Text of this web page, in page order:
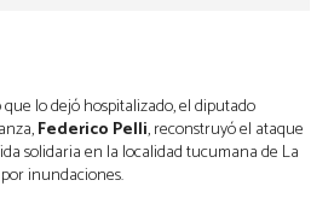
lo dejó hospitalizado, el diputado
Federico Pelli, reconstruyó el ataque
solidaria en la localidad tucumana de La
inundaciones.